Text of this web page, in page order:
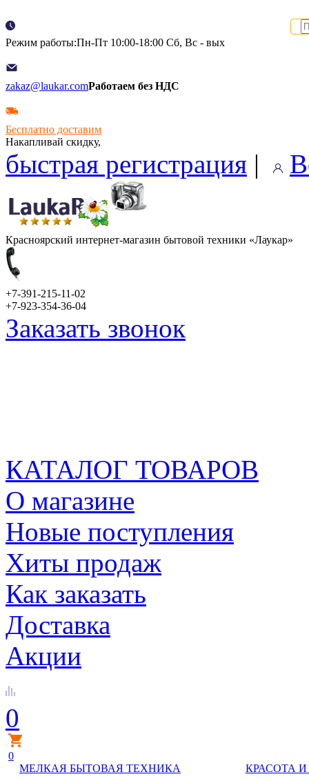
Режим работы:Пн-Пт 10:00-18:00 Сб, Вс - вых
zakaz@laukar.comРаботаем без НДС
Бесплатно доставим
Накапливай скидку,
быстрая регистрация |
Красноярский интернет-магазин бытовой техники «Лаукар»
+7-391-215-11-02
+7-923-354-36-04
Заказать звонок
КАТАЛОГ ТОВАРОВ
О магазине
Новые поступления
Хиты продаж
Как заказать
Доставка
Акции
0
0
МЕЛКАЯ БЫТОВАЯ ТЕХНИКА
КРАСОТА И